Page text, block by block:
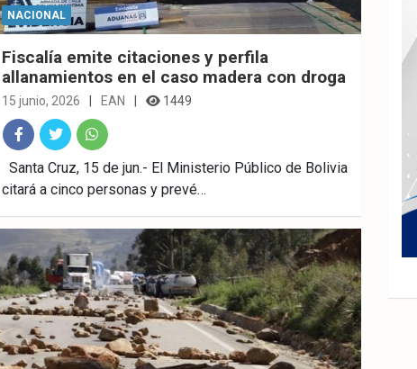
NACIONAL
Fiscalía emite citaciones y perfila
allanamientos en el caso madera con droga
15 junio, 2026 EAN 1449
Fac
ebo
ok
Twitt
er
What
sAp
p
Santa Cruz, 15 de jun.- El Ministerio Público de Bolivia
citará a cinco personas y prevé…